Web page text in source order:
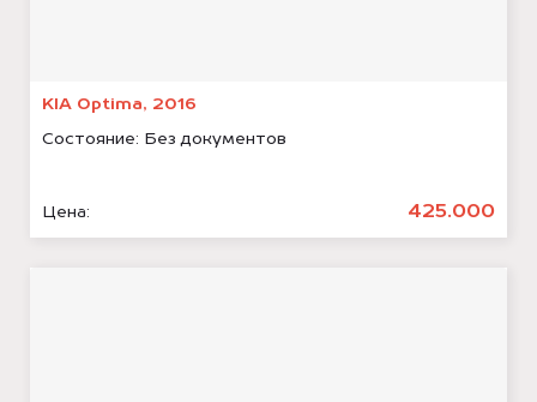
KIA Optima, 2016
Состояние: Без документов
Цена: 425.000